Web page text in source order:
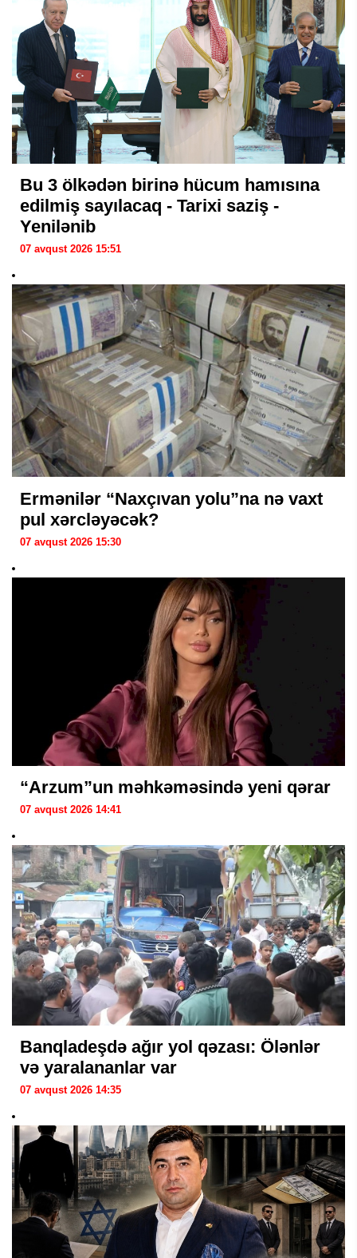
Bu 3 ölkədən birinə hücum hamısına
edilmiş sayılacaq - Tarixi saziş -
Yenilənib
07 avqust 2026 15:51
Ermənilər “Naxçıvan yolu”na nə vaxt
pul xərcləyəcək?
07 avqust 2026 15:30
“Arzum”un məhkəməsində yeni qərar
07 avqust 2026 14:41
Banqladeşdə ağır yol qəzası: Ölənlər
və yaralananlar var
07 avqust 2026 14:35